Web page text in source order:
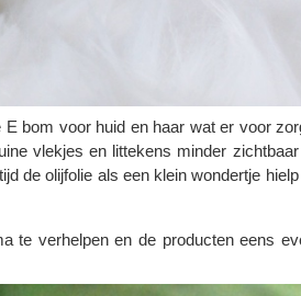
bom voor huid en haar wat er voor
vlekjes en littekens minder
de olijfolie als een klein wondertje
te verhelpen en de producten eens